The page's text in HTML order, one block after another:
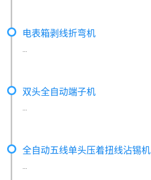
电表箱剥线折弯机
双头全自动端子机
全自动五线单头压着扭线沾锡机